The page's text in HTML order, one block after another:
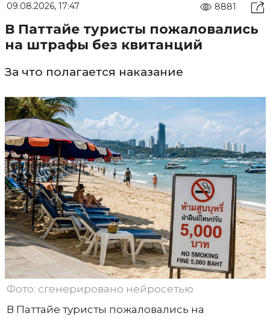
09.08.2026, 17:47 8881
В Паттайе туристы пожаловались
на штрафы без квитанций
За что полагается наказание
Фото: сгенерировано нейросетью
В Паттайе туристы пожаловались на